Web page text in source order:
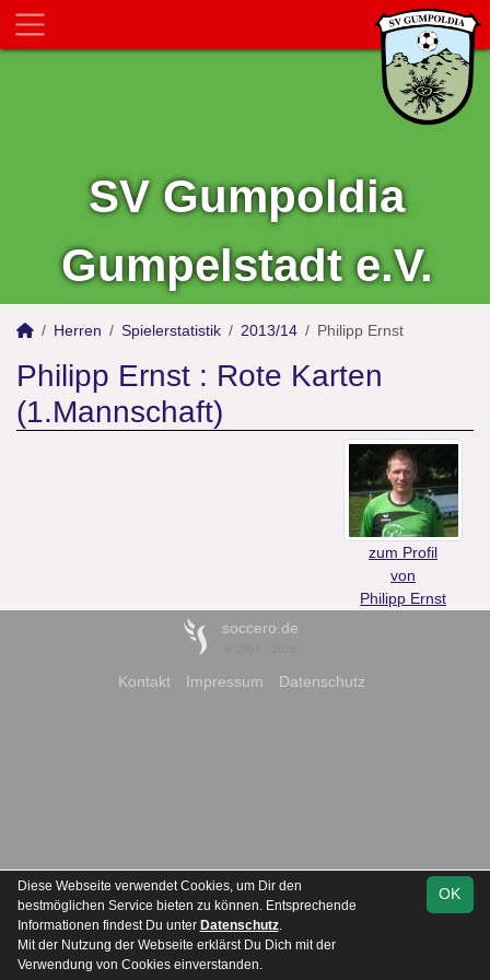
SV Gumpoldia
Gumpelstadt e.V.
Herren Spielerstatistik 2013/14 Philipp Ernst
Philipp Ernst : Rote Karten
(1.Mannschaft)
zum Profil
von
Philipp Ernst
soccero.de
Kontakt Impressum Datenschutz
OK
Diese Webseite verwendet Cookies, um Dir den
bestmöglichen Service bieten zu können. Entsprechende
Informationen findest Du unter Datenschutz.
Mit der Nutzung der Webseite erklärst Du Dich mit der
Verwendung von Cookies einverstanden.